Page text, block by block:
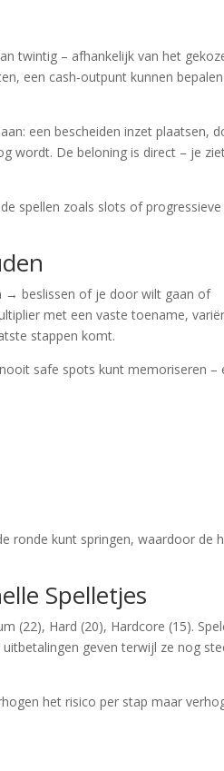
twintig – afhankelijk van het
een cash‑outpunt kunnen
een bescheiden inzet plaatsen,
wordt. De beloning is direct – je
spellen zoals slots of progressieve
→ beslissen of je door wilt gaan of
met een vaste toename,
stappen komt.
safe spots kunt memoriseren –
ronde kunt springen, waardoor de
Spelletjes
(22), Hard (20), Hardcore (15).
geven terwijl ze nog
het risico per stap maar